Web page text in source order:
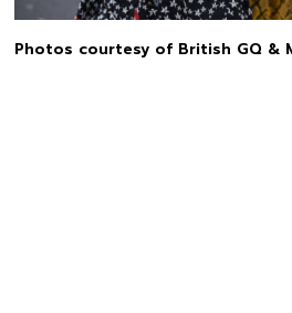
Photos courtesy of British GQ &